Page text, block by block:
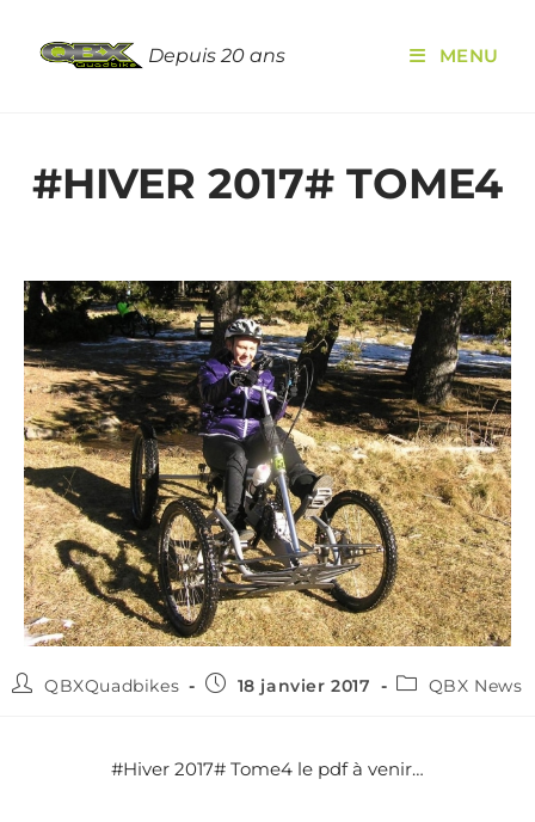
Depuis 20 ans MENU
#HIVER 2017# TOME4
QBXQuadbikes 18 janvier 2017 QBX News
#Hiver 2017# Tome4 le pdf à venir…